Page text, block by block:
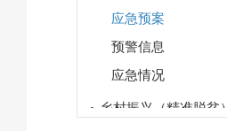
应急预案
预警信息
应急情况
乡村振兴（精准脱贫）